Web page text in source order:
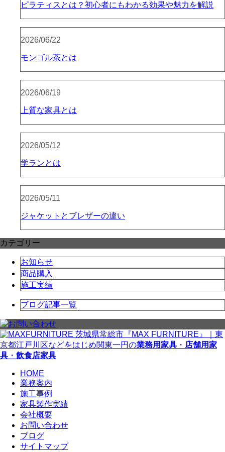
ピラティスとは？初心者にもわかる効果や魅力を解説
2026/06/22
モンゴル茶とは
2026/06/19
上質な家具とは
2026/05/12
学ランとは
2026/05/11
ジャケットとブレザーの違い
カテゴリー
お知らせ
商品購入
施工実績
ブログ記事一覧
茨城県常総市『MAX FURNITURE』｜東
京都江戸川区などをはじめ関東一円の業務用家具 ・ 店舗用家
具 ・ 飲食店家具
HOME
業務案内
施工事例
家具製作実績
会社概要
お問い合わせ
ブログ
サイトマップ